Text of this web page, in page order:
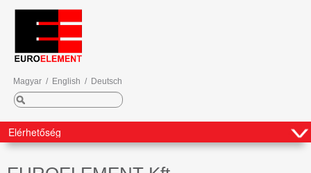
Magyar / English / Deutsch